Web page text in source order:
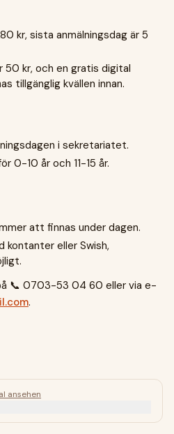
kr, sista anmälningsdag är 5
50 kr, och en gratis digital
tillgänglig kvällen innan.
i sekretariatet.
0-10 år och 11-15 år.
att finnas under dagen.
kontanter eller Swish,
📞 0703-53 04 60 eller via e-
.
ansehen